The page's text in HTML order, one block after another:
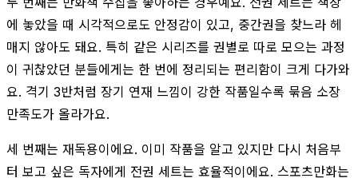
에 놓았을 때 시각적으로도 안정감이 있고, 중간권을 찾느라 헤
매지 않아도 돼요. 특히 같은 시리즈를 권별로 따로 모으는 과정
이 귀찮았던 분들에게는 한 번에 정리되는 편리함이 크게 다가와
요. 격기 3반처럼 장기 연재 느낌이 강한 작품일수록 묶음 소장
만족도가 올라가요.
세 번째는 재독용이에요. 이미 작품을 알고 있지만 다시 처음부
터 보고 싶은 독자에게 전권 세트는 효율적이에요. 스포츠만화는